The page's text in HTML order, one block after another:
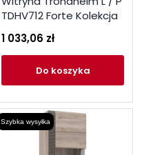
TDHV712 Forte Kolekcja
1 033,06 zł
do koszyka
Szybka wysyłka